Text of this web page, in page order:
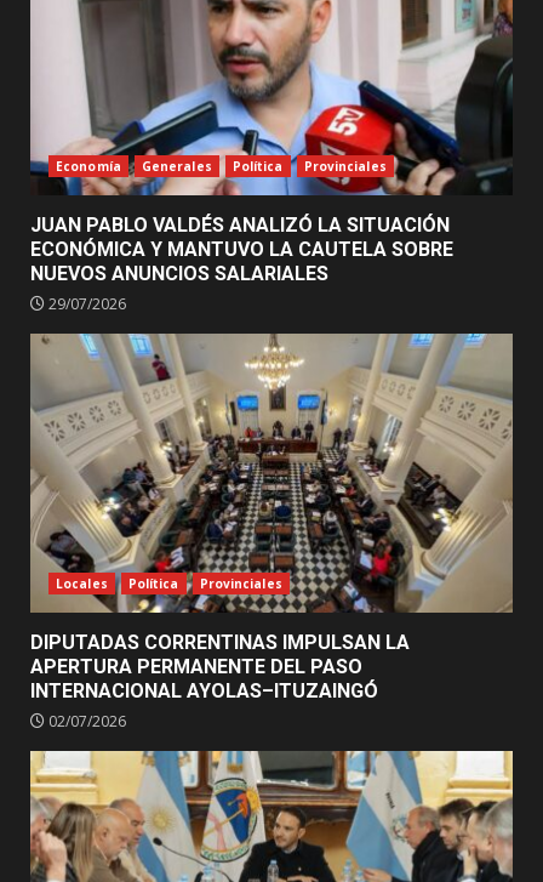
Economía Generales Política Provinciales
JUAN PABLO VALDÉS ANALIZÓ LA SITUACIÓN
ECONÓMICA Y MANTUVO LA CAUTELA SOBRE
NUEVOS ANUNCIOS SALARIALES
29/07/2026
Locales Política Provinciales
DIPUTADAS CORRENTINAS IMPULSAN LA
APERTURA PERMANENTE DEL PASO
INTERNACIONAL AYOLAS–ITUZAINGÓ
02/07/2026